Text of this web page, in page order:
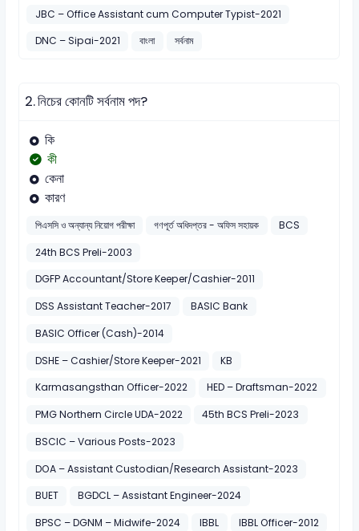
JBC – Office Assistant cum Computer Typist-2021
DNC – Sipai-2021
বাংলা সর্বনাম
2.নিচের কোনটি সর্বনাম পদ?
কি
কী
কেনা
কারণ
পিএসসি ও অন্যান্য নিয়োগ পরীক্ষা গণপূর্ত অধিদপ্তর - অফিস সহায়ক
BCS
24th BCS Preli-2003
DGFP Accountant/Store Keeper/Cashier-2011
DSS Assistant Teacher-2017
BASIC Bank
BASIC Officer (Cash)-2014
DSHE – Cashier/Store Keeper-2021
KB
Karmasangsthan Officer-2022
HED – Draftsman-2022
PMG Northern Circle UDA-2022
45th BCS Preli-2023
BSCIC – Various Posts-2023
DOA – Assistant Custodian/Research Assistant-2023
BUET
BGDCL – Assistant Engineer-2024
BPSC – DGNM – Midwife-2024
IBBL
IBBL Officer-2012